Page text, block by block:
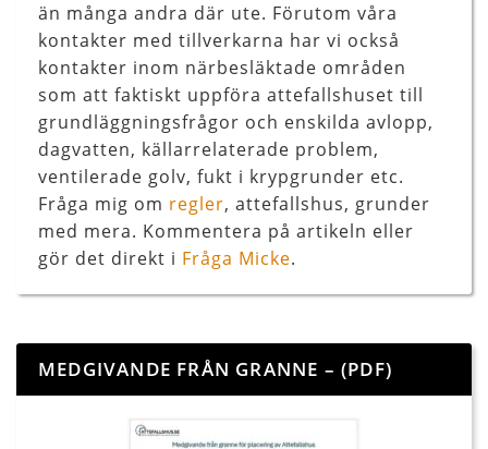
än många andra där ute. Förutom våra
kontakter med tillverkarna har vi också
kontakter inom närbesläktade områden
som att faktiskt uppföra attefallshuset till
grundläggningsfrågor och enskilda avlopp,
dagvatten, källarrelaterade problem,
ventilerade golv, fukt i krypgrunder etc.
Fråga mig om regler, attefallshus, grunder
med mera. Kommentera på artikeln eller
gör det direkt i Fråga Micke.
MEDGIVANDE FRÅN GRANNE – (PDF)